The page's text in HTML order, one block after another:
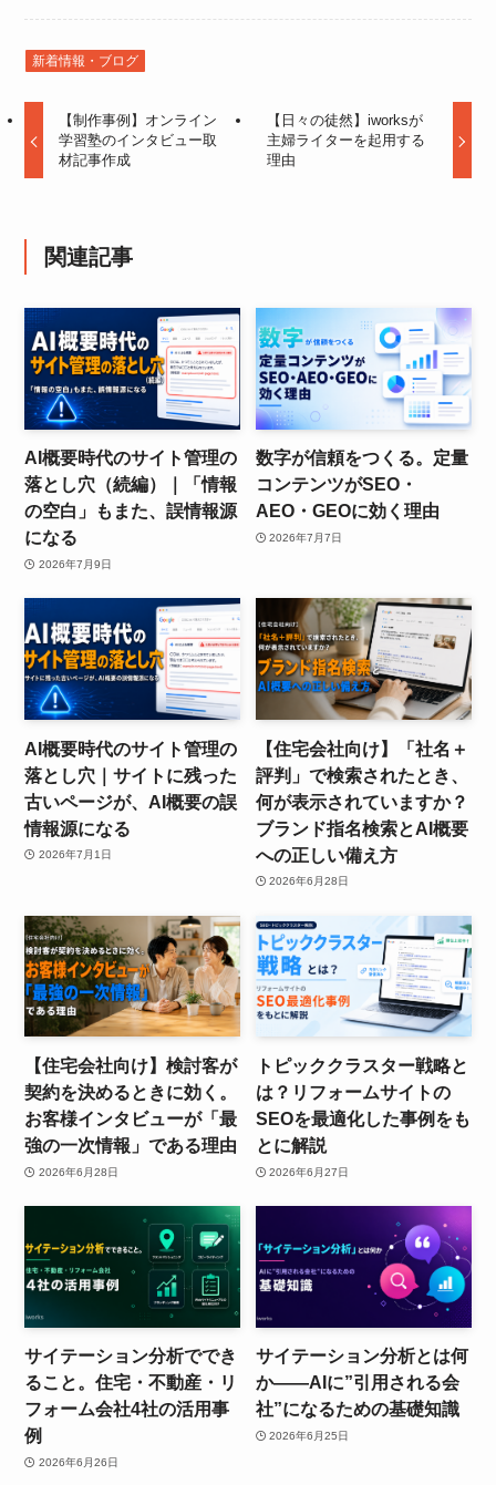
新着情報・ブログ
【制作事例】オンライン
学習塾のインタビュー取
材記事作成
【日々の徒然】iworksが
主婦ライターを起用する
理由
関連記事
AI概要時代のサイト管理の
落とし穴（続編）｜「情報
の空白」もまた、誤情報源
になる
2026年7月9日
数字が信頼をつくる。定量
コンテンツがSEO・
AEO・GEOに効く理由
2026年7月7日
AI概要時代のサイト管理の
落とし穴｜サイトに残った
古いページが、AI概要の誤
情報源になる
2026年7月1日
【住宅会社向け】「社名＋
評判」で検索されたとき、
何が表示されていますか？
ブランド指名検索とAI概要
への正しい備え方
2026年6月28日
【住宅会社向け】検討客が
契約を決めるときに効く。
お客様インタビューが「最
強の一次情報」である理由
2026年6月28日
トピッククラスター戦略と
は？リフォームサイトの
SEOを最適化した事例をも
とに解説
2026年6月27日
サイテーション分析ででき
ること。住宅・不動産・リ
フォーム会社4社の活用事
例
2026年6月26日
サイテーション分析とは何
か――AIに”引用される会
社”になるための基礎知識
2026年6月25日